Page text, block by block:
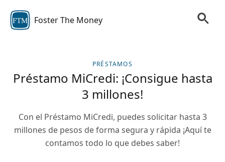
FTM Foster The Money
PRÉSTAMOS
Préstamo MiCredi: ¡Consigue hasta
3 millones!
Con el Préstamo MiCredi, puedes solicitar hasta 3
millones de pesos de forma segura y rápida ¡Aquí te
contamos todo lo que debes saber!